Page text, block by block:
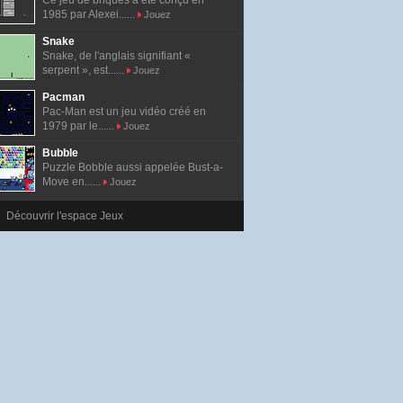
1985 par Alexei......
Jouez
Snake
Snake, de l'anglais signifiant «
serpent », est......
Jouez
Pacman
Pac-Man est un jeu vidéo créé en
1979 par le......
Jouez
Bubble
Puzzle Bobble aussi appelée Bust-a-
Move en......
Jouez
Découvrir l'espace Jeux